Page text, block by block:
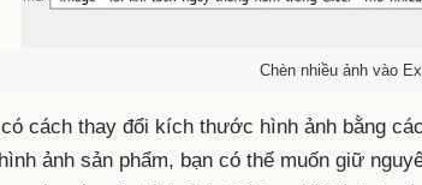
Chèn nhiều ảnh vào
cách thay đổi kích thước hình ảnh bằng
ảnh sản phẩm, bạn có thể muốn giữ